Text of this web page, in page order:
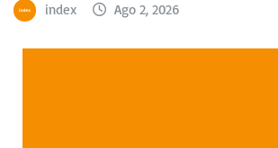
index Ago 2, 2026